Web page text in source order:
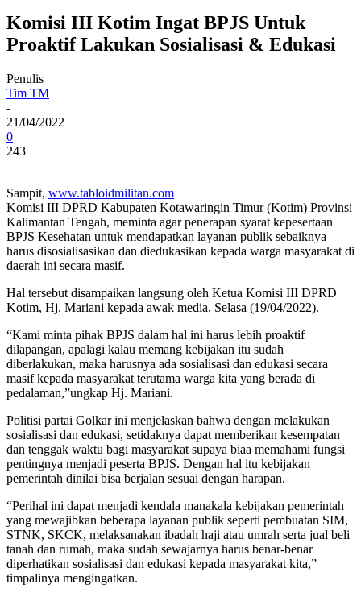
Komisi III Kotim Ingat BPJS Untuk
Proaktif Lakukan Sosialisasi & Edukasi
Penulis
Tim TM
-
21/04/2022
0
243
Sampit, www.tabloidmilitan.com
Komisi III DPRD Kabupaten Kotawaringin Timur (Kotim) Provinsi
Kalimantan Tengah, meminta agar penerapan syarat kepesertaan
BPJS Kesehatan untuk mendapatkan layanan publik sebaiknya
harus disosialisasikan dan diedukasikan kepada warga masyarakat di
daerah ini secara masif.
Hal tersebut disampaikan langsung oleh Ketua Komisi III DPRD
Kotim, Hj. Mariani kepada awak media, Selasa (19/04/2022).
“Kami minta pihak BPJS dalam hal ini harus lebih proaktif
dilapangan, apalagi kalau memang kebijakan itu sudah
diberlakukan, maka harusnya ada sosialisasi dan edukasi secara
masif kepada masyarakat terutama warga kita yang berada di
pedalaman,”ungkap Hj. Mariani.
Politisi partai Golkar ini menjelaskan bahwa dengan melakukan
sosialisasi dan edukasi, setidaknya dapat memberikan kesempatan
dan tenggak waktu bagi masyarakat supaya biaa memahami fungsi
pentingnya menjadi peserta BPJS. Dengan hal itu kebijakan
pemerintah dinilai bisa berjalan sesuai dengan harapan.
“Perihal ini dapat menjadi kendala manakala kebijakan pemerintah
yang mewajibkan beberapa layanan publik seperti pembuatan SIM,
STNK, SKCK, melaksanakan ibadah haji atau umrah serta jual beli
tanah dan rumah, maka sudah sewajarnya harus benar-benar
diperhatikan sosialisasi dan edukasi kepada masyarakat kita,”
timpalinya mengingatkan.